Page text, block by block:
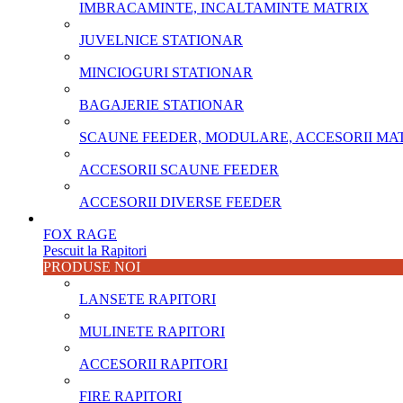
IMBRACAMINTE, INCALTAMINTE MATRIX
JUVELNICE STATIONAR
MINCIOGURI STATIONAR
BAGAJERIE STATIONAR
SCAUNE FEEDER, MODULARE, ACCESORII
ACCESORII SCAUNE FEEDER
ACCESORII DIVERSE FEEDER
FOX RAGE
Pescuit la Rapitori
PRODUSE NOI
LANSETE RAPITORI
MULINETE RAPITORI
ACCESORII RAPITORI
FIRE RAPITORI